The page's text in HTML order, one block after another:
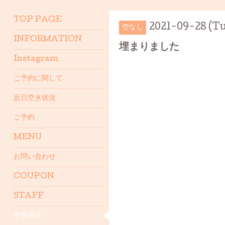
空なし 2021-09-28
埋まりました
TOP PAGE
INFORMATION
Instagram
ご予約に関して
近日空き状況
ご予約
MENU
お問い合わせ
COUPON
STAFF
空き状況